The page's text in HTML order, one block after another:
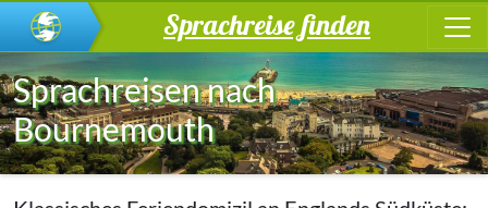
Sprachreise finden
Sprachreisen nach
Bournemouth